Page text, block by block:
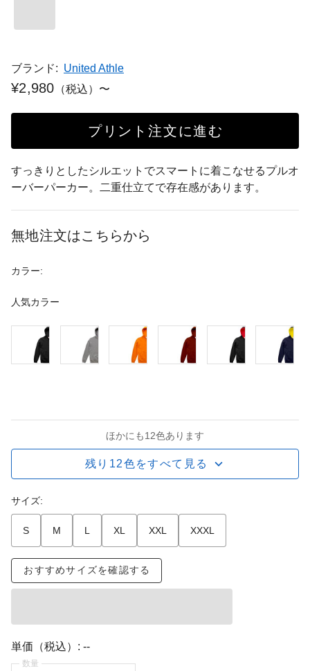
ブランド: United Athle
¥2,980 （税込）〜
プリント注文に進む
すっきりとしたシルエットでスマートに着こなせるプルオ
ーバーパーカー。二重仕立てで存在感があります。
無地注文はこちらから
カラー:
人気カラー
ほかにも12色あります
残り12色をすべて見る
サイズ:
S M L XL XXL XXXL
おすすめサイズを確認する
単価（税込）: --
数量